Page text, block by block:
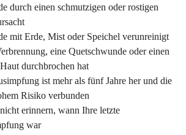
durch einen schmutzigen oder rostigen
mit Erde, Mist oder Speichel verunreinigt
eine Quetschwunde oder einen
durchbrochen hat
ist mehr als fünf Jahre her und die
Risiko verbunden
erinnern, wann Ihre letzte
war